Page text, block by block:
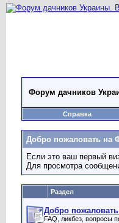
Форум дачников
Справка
Добро пожаловать на
Если это ваш первый
Для просмотра
Раздел
Добро
FAQ, ликбез, вопросы